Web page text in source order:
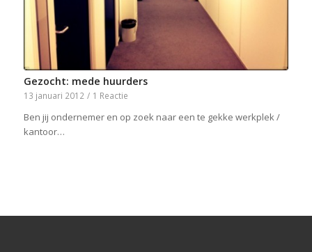
Gezocht: mede huurders
13 januari 2012 / 1 Reactie
Ben jij ondernemer en op zoek naar een te gekke werkplek /
kantoor…